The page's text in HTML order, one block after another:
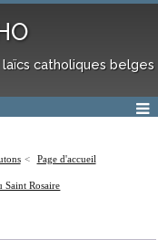
catholiques belges
Page d'accueil
Saint Rosaire